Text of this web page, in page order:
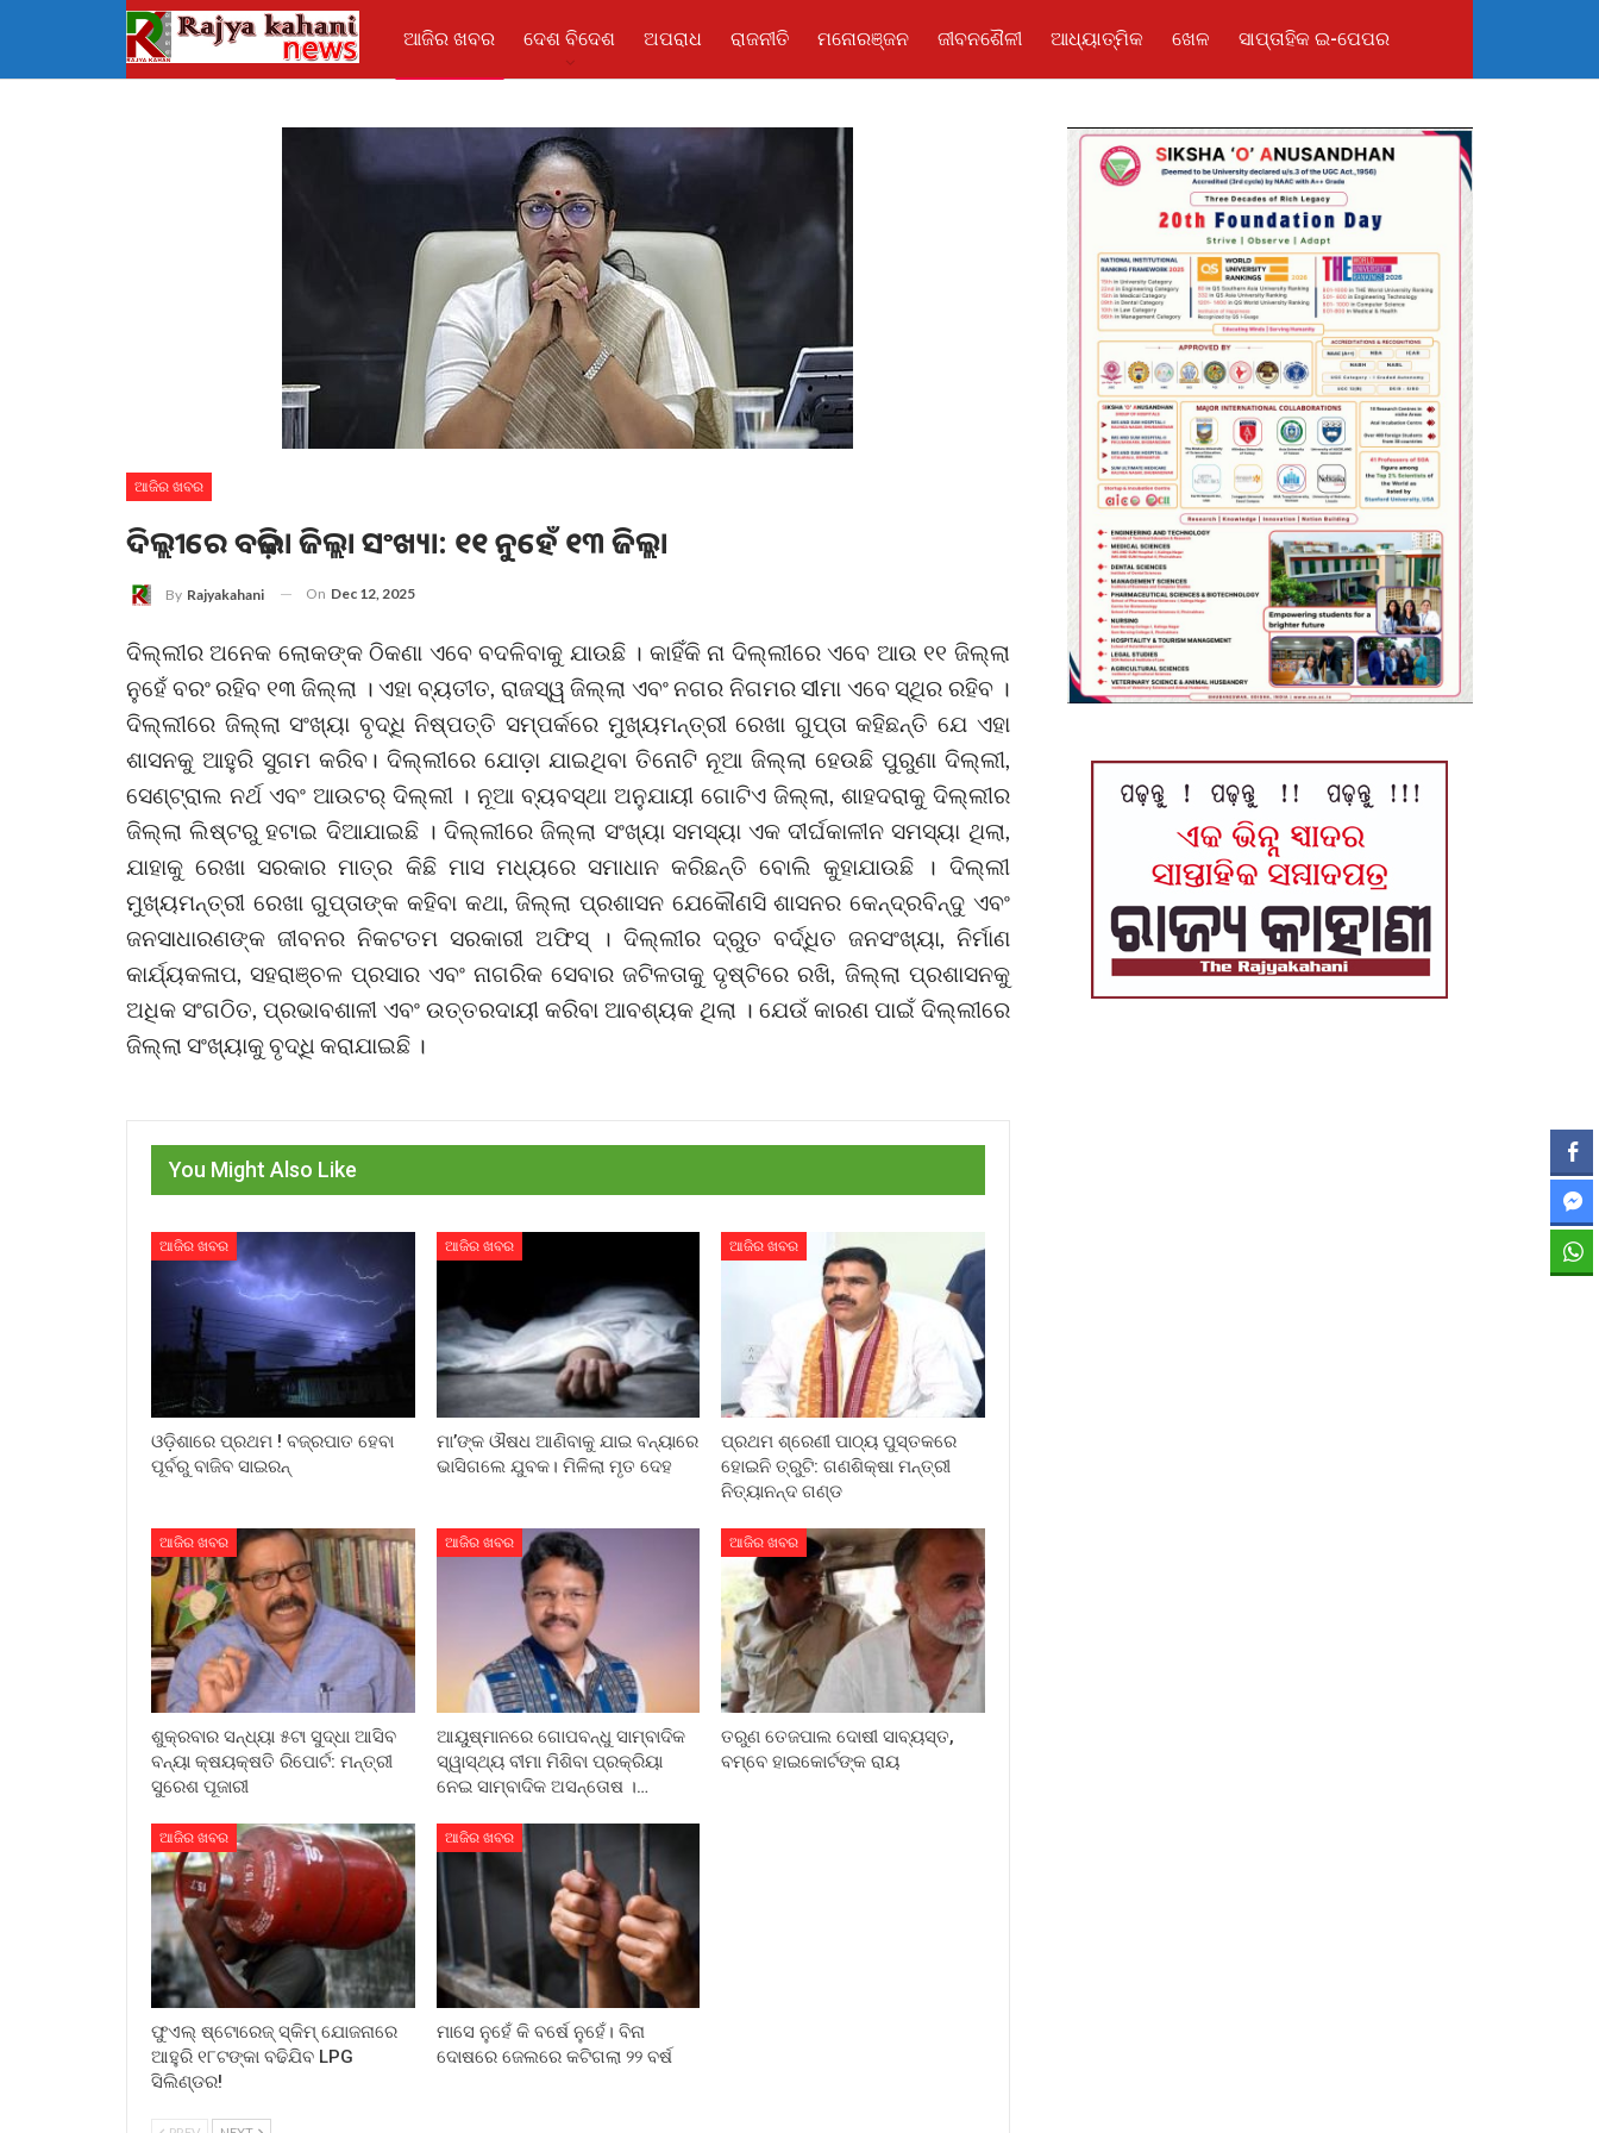
ଆଜିର ଖବର ଦେଶ ବିଦେଶ ଅପରାଧ ରାଜନୀତି ମନୋରଞ୍ଜନ ଜୀବନଶୈଳୀ ଆଧ୍ୟାତ୍ମିକ ଖେଳ ସାପ୍ତାହିକ ଇ-ପେପର
ଆଜିର ଖବର
ଦିଲ୍ଲୀରେ ବଢ଼ିଲା ଜିଲ୍ଲା ସଂଖ୍ୟା: ୧୧ ନୁହେଁ ୧୩ ଜିଲ୍ଲା
By Rajyakahani On Dec 12, 2025
ଦିଲ୍ଲୀର ଅନେକ ଲୋକଙ୍କ ଠିକଣା ଏବେ ବଦଳିବାକୁ ଯାଉଛି । କାହିଁକି ନା ଦିଲ୍ଲୀରେ ଏବେ ଆଉ ୧୧ ଜିଲ୍ଲା
ନୁହେଁ ବରଂ ରହିବ ୧୩ ଜିଲ୍ଲା । ଏହା ବ୍ୟତୀତ, ରାଜସ୍ୱ ଜିଲ୍ଲା ଏବଂ ନଗର ନିଗମର ସୀମା ଏବେ ସ୍ଥିର ରହିବ ।
ଦିଲ୍ଲୀରେ ଜିଲ୍ଲା ସଂଖ୍ୟା ବୃଦ୍ଧି ନିଷ୍ପତ୍ତି ସମ୍ପର୍କରେ ମୁଖ୍ୟମନ୍ତ୍ରୀ ରେଖା ଗୁପ୍ତା କହିଛନ୍ତି ଯେ ଏହା
ଶାସନକୁ ଆହୁରି ସୁଗମ କରିବ। ଦିଲ୍ଲୀରେ ଯୋଡ଼ା ଯାଇଥିବା ତିନୋଟି ନୂଆ ଜିଲ୍ଲା ହେଉଛି ପୁରୁଣା ଦିଲ୍ଲୀ,
ସେଣ୍ଟ୍ରାଲ ନର୍ଥ ଏବଂ ଆଉଟର୍ ଦିଲ୍ଲୀ । ନୂଆ ବ୍ୟବସ୍ଥା ଅନୁଯାୟୀ ଗୋଟିଏ ଜିଲ୍ଲା, ଶାହଦରାକୁ ଦିଲ୍ଲୀର
ଜିଲ୍ଲା ଲିଷ୍ଟରୁ ହଟାଇ ଦିଆଯାଇଛି । ଦିଲ୍ଲୀରେ ଜିଲ୍ଲା ସଂଖ୍ୟା ସମସ୍ୟା ଏକ ଦୀର୍ଘକାଳୀନ ସମସ୍ୟା ଥିଲା,
ଯାହାକୁ ରେଖା ସରକାର ମାତ୍ର କିଛି ମାସ ମଧ୍ୟରେ ସମାଧାନ କରିଛନ୍ତି ବୋଲି କୁହାଯାଉଛି । ଦିଲ୍ଲୀ
ମୁଖ୍ୟମନ୍ତ୍ରୀ ରେଖା ଗୁପ୍ତାଙ୍କ କହିବା କଥା, ଜିଲ୍ଲା ପ୍ରଶାସନ ଯେକୌଣସି ଶାସନର କେନ୍ଦ୍ରବିନ୍ଦୁ ଏବଂ
ଜନସାଧାରଣଙ୍କ ଜୀବନର ନିକଟତମ ସରକାରୀ ଅଫିସ୍ । ଦିଲ୍ଲୀର ଦ୍ରୁତ ବର୍ଦ୍ଧିତ ଜନସଂଖ୍ୟା, ନିର୍ମାଣ
କାର୍ଯ୍ୟକଳାପ, ସହରାଞ୍ଚଳ ପ୍ରସାର ଏବଂ ନାଗରିକ ସେବାର ଜଟିଳତାକୁ ଦୃଷ୍ଟିରେ ରଖି, ଜିଲ୍ଲା ପ୍ରଶାସନକୁ
ଅଧିକ ସଂଗଠିତ, ପ୍ରଭାବଶାଳୀ ଏବଂ ଉତ୍ତରଦାୟୀ କରିବା ଆବଶ୍ୟକ ଥିଲା । ଯେଉଁ କାରଣ ପାଇଁ ଦିଲ୍ଲୀରେ
ଜିଲ୍ଲା ସଂଖ୍ୟାକୁ ବୃଦ୍ଧି କରାଯାଇଛି ।
You Might Also Like
ଆଜିର ଖବର
ଓଡ଼ିଶାରେ ପ୍ରଥମ ! ବଜ୍ରପାତ ହେବା
ପୂର୍ବରୁ ବାଜିବ ସାଇରନ୍
ଆଜିର ଖବର
ମା’ଙ୍କ ଔଷଧ ଆଣିବାକୁ ଯାଇ ବନ୍ୟାରେ
ଭାସିଗଲେ ଯୁବକ। ମିଳିଲା ମୃତ ଦେହ
ଆଜିର ଖବର
ପ୍ରଥମ ଶ୍ରେଣୀ ପାଠ୍ୟ ପୁସ୍ତକରେ
ହୋଇନି ତ୍ରୁଟି: ଗଣଶିକ୍ଷା ମନ୍ତ୍ରୀ
ନିତ୍ୟାନନ୍ଦ ଗଣ୍ଡ
ଆଜିର ଖବର
ଶୁକ୍ରବାର ସନ୍ଧ୍ୟା ୫ଟା ସୁଦ୍ଧା ଆସିବ
ବନ୍ୟା କ୍ଷୟକ୍ଷତି ରିପୋର୍ଟ: ମନ୍ତ୍ରୀ
ସୁରେଶ ପୂଜାରୀ
ଆଜିର ଖବର
ଆୟୁଷ୍ମାନରେ ଗୋପବନ୍ଧୁ ସାମ୍ବାଦିକ
ସ୍ୱାସ୍ଥ୍ୟ ବୀମା ମିଶିବା ପ୍ରକ୍ରିୟା
ନେଇ ସାମ୍ବାଦିକ ଅସନ୍ତୋଷ ।…
ଆଜିର ଖବର
ତରୁଣ ତେଜପାଲ ଦୋଷୀ ସାବ୍ୟସ୍ତ,
ବମ୍ବେ ହାଇକୋର୍ଟଙ୍କ ରାୟ
ଆଜିର ଖବର
ଫୁଏଲ୍ ଷ୍ଟୋରେଜ୍ ସ୍କିମ୍ ଯୋଜନାରେ
ଆହୁରି ୧୮ଟଙ୍କା ବଢିଯିବ LPG
ସିଲିଣ୍ଡର!
ଆଜିର ଖବର
ମାସେ ନୁହେଁ କି ବର୍ଷେ ନୁହେଁ। ବିନା
ଦୋଷରେ ଜେଲରେ କଟିଗଲା ୨୨ ବର୍ଷ